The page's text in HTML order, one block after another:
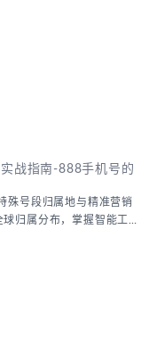
战指南-888手机号的
殊号段归属地与精准营销
归属分布，掌握智能工具